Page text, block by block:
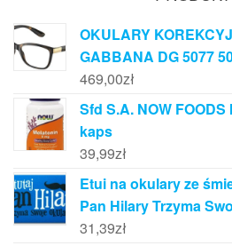
OKULARY
GABBANA DG 5077
469,00zł
Sfd S.A. NOW
kaps
39,99zł
Etui na okulary ze
Pan Hilary Trzyma
31,39zł